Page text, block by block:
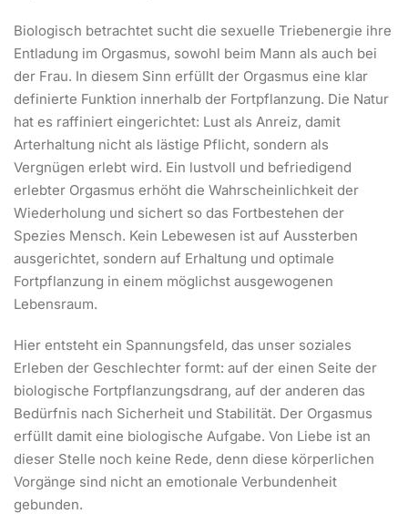
Biologisch betrachtet sucht die sexuelle Triebenergie ihre
Entladung im Orgasmus, sowohl beim Mann als auch bei
der Frau. In diesem Sinn erfüllt der Orgasmus eine klar
definierte Funktion innerhalb der Fortpflanzung. Die Natur
hat es raffiniert eingerichtet: Lust als Anreiz, damit
Arterhaltung nicht als lästige Pflicht, sondern als
Vergnügen erlebt wird. Ein lustvoll und befriedigend
erlebter Orgasmus erhöht die Wahrscheinlichkeit der
Wiederholung und sichert so das Fortbestehen der
Spezies Mensch. Kein Lebewesen ist auf Aussterben
ausgerichtet, sondern auf Erhaltung und optimale
Fortpflanzung in einem möglichst ausgewogenen
Lebensraum.
Hier entsteht ein Spannungsfeld, das unser soziales
Erleben der Geschlechter formt: auf der einen Seite der
biologische Fortpflanzungsdrang, auf der anderen das
Bedürfnis nach Sicherheit und Stabilität. Der Orgasmus
erfüllt damit eine biologische Aufgabe. Von Liebe ist an
dieser Stelle noch keine Rede, denn diese körperlichen
Vorgänge sind nicht an emotionale Verbundenheit
gebunden.